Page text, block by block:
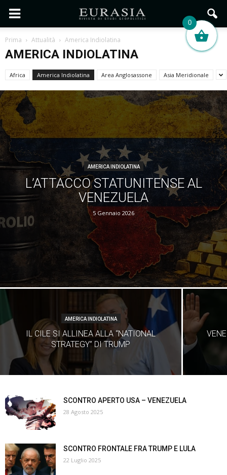
Prima Attualità America Indiolatina
AMERICA INDIOLATINA
Africa America Indiolatina Area Anglosassone Asia Meridionale
AMERICA INDIOLATINA
L’ATTACCO STATUNITENSE AL
VENEZUELA
5 Gennaio 2026
AMERICA INDIOLATINA
IL CILE SI ALLINEA ALLA “NATIONAL
STRATEGY” DI TRUMP
SCONTRO APERTO USA – VENEZUELA
28 Agosto 2025
SCONTRO FRONTALE FRA TRUMP E LULA
22 Luglio 2025
0